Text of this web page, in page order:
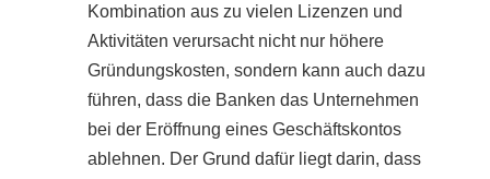
Kombination aus zu vielen Lizenzen und
Aktivitäten verursacht nicht nur höhere
Gründungskosten, sondern kann auch dazu
führen, dass die Banken das Unternehmen
bei der Eröffnung eines Geschäftskontos
ablehnen. Der Grund dafür liegt darin, dass